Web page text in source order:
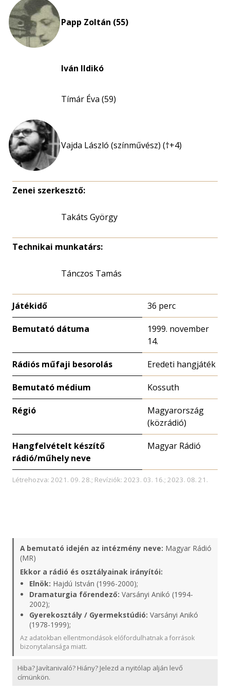
Papp Zoltán (55)
Iván Ildikó
Tímár Éva (59)
Vajda László (színművész) (†+4)
Zenei szerkesztő:
Takáts György
Technikai munkatárs:
Tánczos Tamás
Játékidő 36 perc
Bemutató dátuma
1999. november
14.
Rádiós műfaji besorolás Eredeti hangjáték
Bemutató médium Kossuth
Régió
Magyarország
(közrádió)
Hangfelvételt készítő
rádió/műhely neve
Magyar Rádió
Létrehozva: 2021. 09. 28.; Revíziók: 2023. 03. 16.; 2023. 08. 21.
A bemutató idején az intézmény neve: Magyar Rádió
(MR)
Ekkor a rádió és osztályainak irányítói:
Elnök: Hajdú István (1996-2000);
Dramaturgia főrendező: Varsányi Anikó (1994-
2002);
Gyerekosztály / Gyermekstúdió: Varsányi Anikó
(1978-1999);
Az adatokban ellentmondások előfordulhatnak a források
bizonytalansága miatt.
Hiba? Javítanivaló? Hiány? Jelezd a nyitólap alján levő
címünkön.